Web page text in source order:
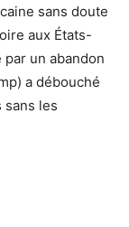
sans doute
aux États-
un abandon
a débouché
sans les